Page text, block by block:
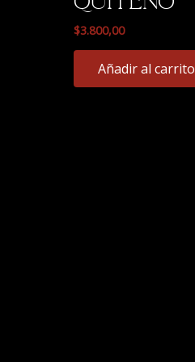
$3.800,00
Añadir al carrito